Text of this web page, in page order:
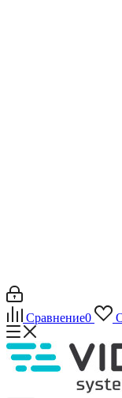
Сравнение0